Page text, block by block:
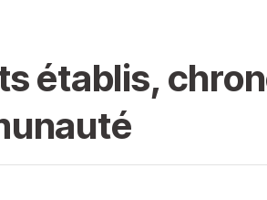
établis,